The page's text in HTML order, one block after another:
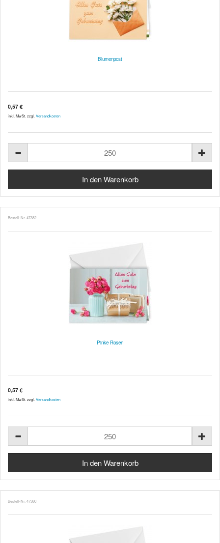
Blumenpost
0,57 €
inkl. MwSt. zzgl. Versandkosten
Bestell-Nr. 47382
Pinke Rosen
0,57 €
inkl. MwSt. zzgl. Versandkosten
Bestell-Nr. 47380